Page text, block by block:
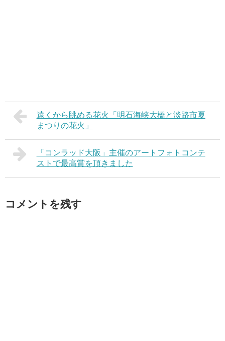
遠くから眺める花火「明石海峡大橋と淡路市夏
まつりの花火」
「コンラッド大阪」主催のアートフォトコンテ
ストで最高賞を頂きました
コメントを残す